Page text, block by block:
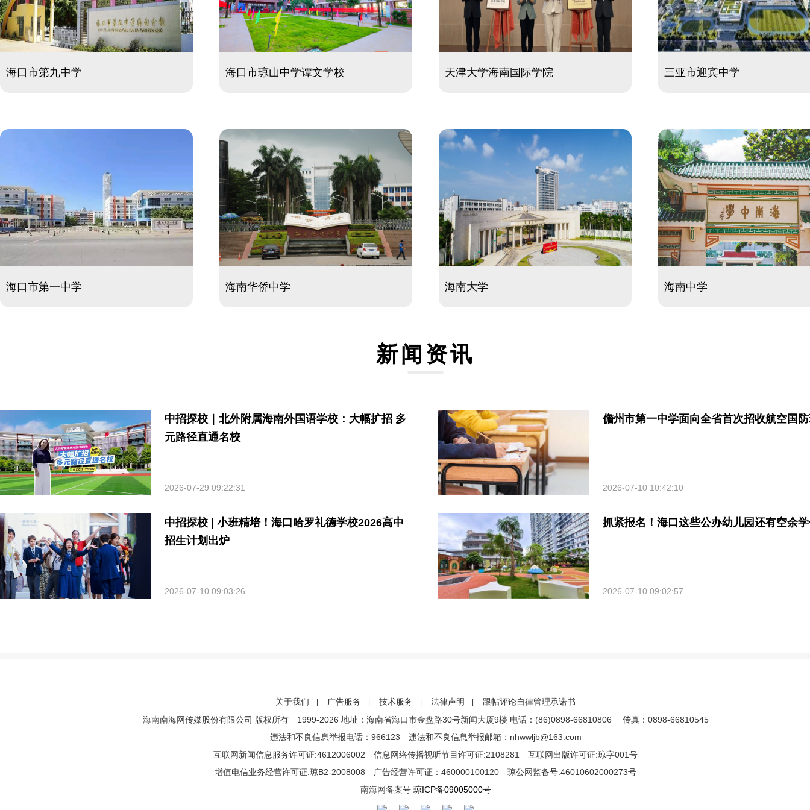
海口市第九中学 海口市琼山中学谭文学校 天津大学海南国际学院 三亚市迎宾中学
海口市第一中学 海南华侨中学 海南大学 海南中学
新闻资讯
中招探校｜北外附属海南外国语学校：大幅扩招 多
元路径直通名校
2026-07-29 09:22:31
儋州市第一中学面向全省首次招收航空国
2026-07-10 10:42:10
中招探校 | 小班精培！海口哈罗礼德学校2026高中
招生计划出炉
2026-07-10 09:03:26
抓紧报名！海口这些公办幼儿园还有空余
2026-07-10 09:02:57
关于我们 广告服务 技术服务 法律声明
跟帖评论自律管理承诺书
海南南海网传媒股份有限公司 版权所有 1999-2026 地址：海南省海口市金盘路30号新闻大厦9楼 电话：(86)0898-66810806 传真：0898-66810545
违法和不良信息举报电话：966123 违法和不良信息举报邮箱：nhwwljb@163.com
互联网新闻信息服务许可证:4612006002 信息网络传播视听节目许可证:2108281 互联网出版许可证:琼字001号
增值电信业务经营许可证:琼B2-2008008 广告经营许可证：460000100120 琼公网监备号:46010602000273号
南海网备案号 琼ICP备09005000号